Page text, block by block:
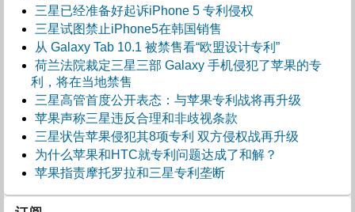
三星已经准备好起诉iPhone 5 专利侵权
三星试图禁止iPhone5在韩国销售
从 Galaxy Tab 10.1 被禁售看“欧盟设计专利”
荷兰法院裁定三星三部 Galaxy 手机侵犯了苹果的专
利，将在当地禁售
三星高管首度公开表态：与苹果专利战将再升级
苹果声称三星违反合理和非歧视条款
三星状告苹果侵犯其8项专利 双方侵权战再升级
为什么苹果和HTC就专利问题达成了和解？
苹果指责摩托罗拉和三星专利垄断